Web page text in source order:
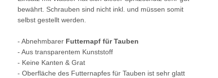
bewährt. Schrauben sind nicht inkl. und müssen somit
selbst gestellt werden.
- Abnehmbarer Futternapf für Tauben
- Aus transparentem Kunststoff
- Keine Kanten & Grat
- Oberfläche des Futternapfes für Tauben ist sehr glatt